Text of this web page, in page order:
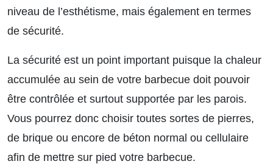
niveau de l’esthétisme, mais également en termes
de sécurité.
La sécurité est un point important puisque la chaleur
accumulée au sein de votre barbecue doit pouvoir
être contrôlée et surtout supportée par les parois.
Vous pourrez donc choisir toutes sortes de pierres,
de brique ou encore de béton normal ou cellulaire
afin de mettre sur pied votre barbecue.